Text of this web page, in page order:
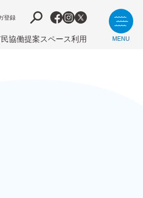
協働提案スペース利用
登録
MENU